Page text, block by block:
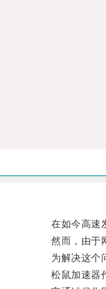
在如今高速发
然而，由于网
为解决这个问
松鼠加速器作